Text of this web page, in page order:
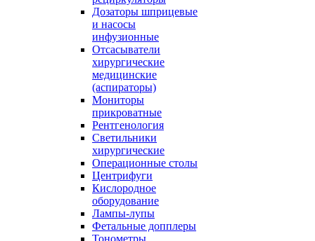
Дозаторы шприцевые
и насосы
инфузионные
Отсасыватели
хирургические
медицинские
(аспираторы)
Мониторы
прикроватные
Рентгенология
Светильники
хирургические
Операционные столы
Центрифуги
Кислородное
оборудование
Лампы-лупы
Фетальные допплеры
Тонометры